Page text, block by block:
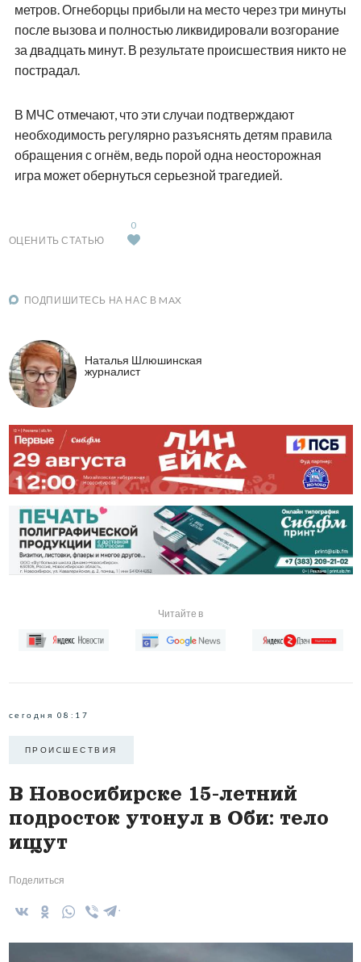
метров. Огнеборцы прибыли на место через три минуты
после вызова и полностью ликвидировали возгорание
за двадцать минут. В результате происшествия никто не
пострадал.
В МЧС отмечают, что эти случаи подтверждают
необходимость регулярно разъяснять детям правила
обращения с огнём, ведь порой одна неосторожная
игра может обернуться серьезной трагедией.
ОЦЕНИТЬ СТАТЬЮ
0
ПОДПИШИТЕСЬ НА НАС В MAX
Наталья Шлюшинская
журналист
Читайте в
сегодня 08:17
ПРОИCШЕСТВИЯ
В Новосибирске 15-летний
подросток утонул в Оби: тело
ищут
Поделиться